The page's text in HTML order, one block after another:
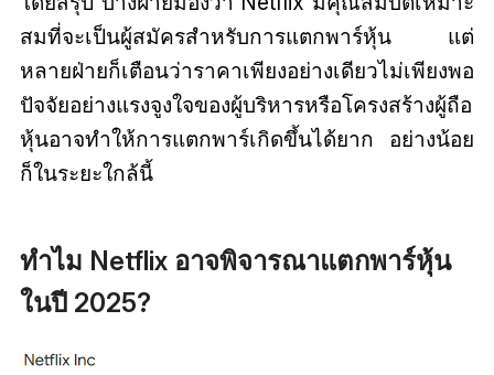
สมที่จะเป็นผู้สมัครสำหรับการแตกพาร์หุ้น แต่
หลายฝ่ายก็เตือนว่าราคาเพียงอย่างเดียวไม่เพียงพอ
ปัจจัยอย่างแรงจูงใจของผู้บริหารหรือโครงสร้างผู้ถือ
หุ้นอาจทำให้การแตกพาร์เกิดขึ้นได้ยาก อย่างน้อย
ก็ในระยะใกล้นี้
ทำไม Netflix อาจพิจารณาแตกพาร์หุ้น
ในปี 2025?